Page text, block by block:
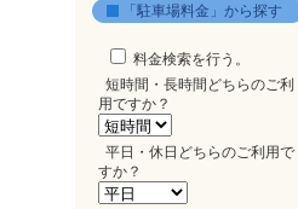
「駐車場料金」から探す
料金検索を行う。
短時間・長時間どちらのご利
用ですか？
平日・休日どちらのご利用で
すか？